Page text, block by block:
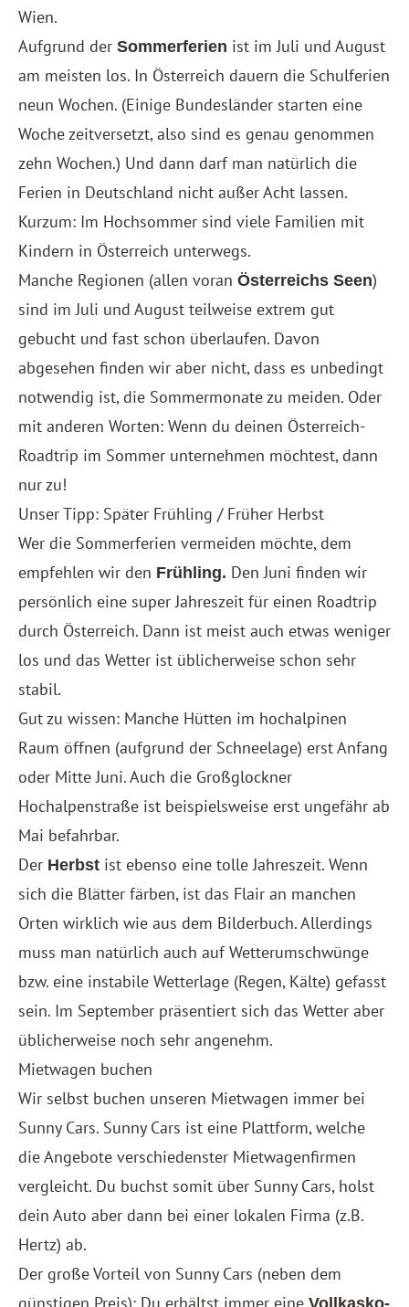
Wien.
Aufgrund der Sommerferien ist im Juli und August
am meisten los. In Österreich dauern die Schulferien
neun Wochen. (Einige Bundesländer starten eine
Woche zeitversetzt, also sind es genau genommen
zehn Wochen.) Und dann darf man natürlich die
Ferien in Deutschland nicht außer Acht lassen.
Kurzum: Im Hochsommer sind viele Familien mit
Kindern in Österreich unterwegs.
Manche Regionen (allen voran Österreichs Seen)
sind im Juli und August teilweise extrem gut
gebucht und fast schon überlaufen. Davon
abgesehen finden wir aber nicht, dass es unbedingt
notwendig ist, die Sommermonate zu meiden. Oder
mit anderen Worten: Wenn du deinen Österreich-
Roadtrip im Sommer unternehmen möchtest, dann
nur zu!
Unser Tipp: Später Frühling / Früher Herbst
Wer die Sommerferien vermeiden möchte, dem
empfehlen wir den Frühling. Den Juni finden wir
persönlich eine super Jahreszeit für einen Roadtrip
durch Österreich. Dann ist meist auch etwas weniger
los und das Wetter ist üblicherweise schon sehr
stabil.
Gut zu wissen: Manche Hütten im hochalpinen
Raum öffnen (aufgrund der Schneelage) erst Anfang
oder Mitte Juni. Auch die Großglockner
Hochalpenstraße ist beispielsweise erst ungefähr ab
Mai befahrbar.
Der Herbst ist ebenso eine tolle Jahreszeit. Wenn
sich die Blätter färben, ist das Flair an manchen
Orten wirklich wie aus dem Bilderbuch. Allerdings
muss man natürlich auch auf Wetterumschwünge
bzw. eine instabile Wetterlage (Regen, Kälte) gefasst
sein. Im September präsentiert sich das Wetter aber
üblicherweise noch sehr angenehm.
Mietwagen buchen
Wir selbst buchen unseren Mietwagen immer bei
Sunny Cars. Sunny Cars ist eine Plattform, welche
die Angebote verschiedenster Mietwagenfirmen
vergleicht. Du buchst somit über Sunny Cars, holst
dein Auto aber dann bei einer lokalen Firma (z.B.
Hertz) ab.
Der große Vorteil von Sunny Cars (neben dem